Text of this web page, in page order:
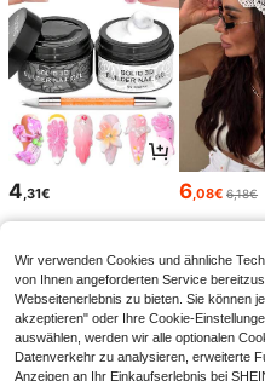
4 ,31€ 6,08€ 6,18€
Wir verwenden Cookies und ähnliche
von Ihnen angeforderten Service
Webseitenerlebnis zu bieten. Sie können
akzeptieren" oder Ihre Cookie-
auswählen, werden wir alle optionalen
Datenverkehr zu analysieren, erweiterte
Anzeigen an Ihr Einkaufserlebnis bei